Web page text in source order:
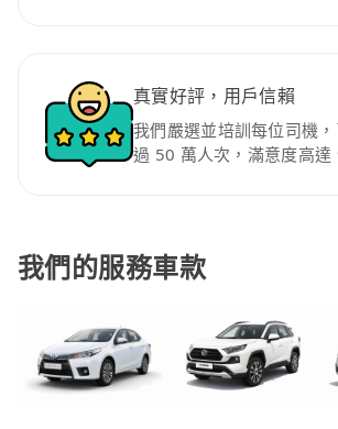
真實好評，用戶信賴
我們嚴選並培訓每位司機
過 50 萬人次，滿意度高達
我們的服務車款